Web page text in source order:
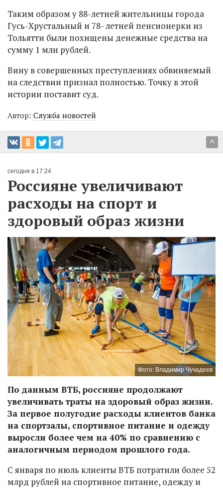
Таким образом у 88-летней жительницы города
Гусь-Хрустальный и 78- летней пенсионерки из
Тольятти были похищены денежные средства на
сумму 1 млн рублей.
Вину в совершенных преступлениях обвиняемый
на следствии признал полностью. Точку в этой
истории поставит суд.
Автор: Служба новостей
^
сегодня в 17:24
Россияне увеличивают
расходы на спорт и
здоровый образ жизни
Фото: Владимир Чучадеев
По данным ВТБ, россияне продолжают
увеличивать траты на здоровый образ жизни.
За первое полугодие расходы клиентов банка
на спортзалы, спортивное питание и одежду
выросли более чем на 40% по сравнению с
аналогичным периодом прошлого года.
С января по июль клиенты ВТБ потратили более 52
млрд рублей на спортивное питание, одежду и